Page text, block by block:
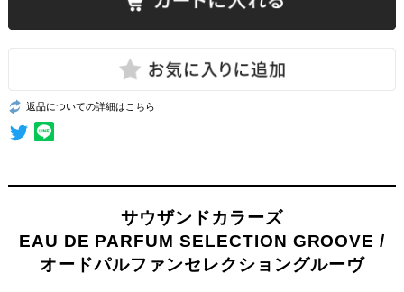
返品についての詳細はこちら
サウザンドカラーズ
EAU DE PARFUM SELECTION GROOVE /
オードパルファンセレクショングルーヴ